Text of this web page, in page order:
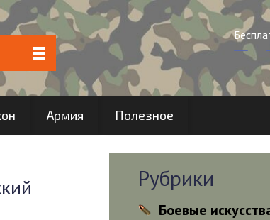
Армия Полезное
Рубрики
Боевые